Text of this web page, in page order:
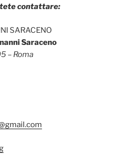
contattare:
SARACENO
Saraceno
– Roma